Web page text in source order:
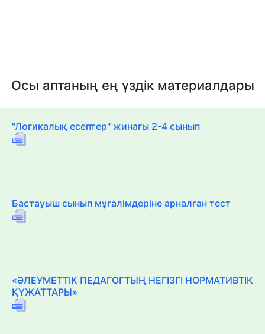
Осы аптаның ең үздік материалдары
"Логикалық есептер" жинағы 2-4 сынып
Бастауыш сынып мұғалімдеріне арналған тест
«ӘЛЕУМЕТТІК ПЕДАГОГТЫҢ НЕГІЗГІ НОРМАТИВТІК
ҚҰЖАТТАРЫ»